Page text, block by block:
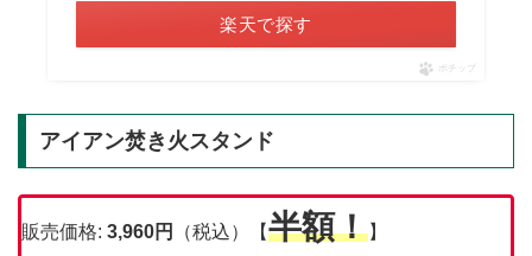
楽天で探す
ポチップ
アイアン焚き火スタンド
販売価格: 3,960円 （税込）【半額！】